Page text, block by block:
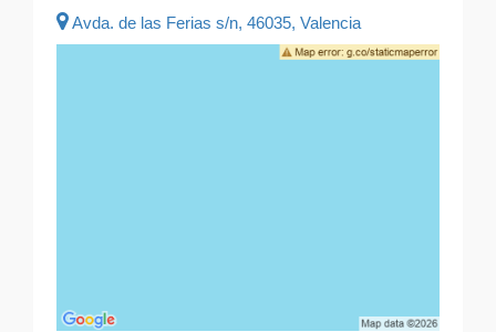
Avda. de las Ferias s/n, 46035, Valencia